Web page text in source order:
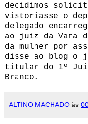
decidimos
vistoriasse o
delegado
ao juiz da Vara
da mulher por
disse ao blog o
titular do 1º
Branco.
ALTINO MACHADO às